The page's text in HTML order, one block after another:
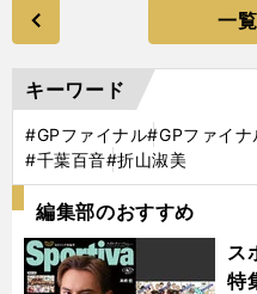
一
キーワード
#GPファイナル#GPファイ
#千葉百音#折山淑美
編集部のおすすめ
ス
特